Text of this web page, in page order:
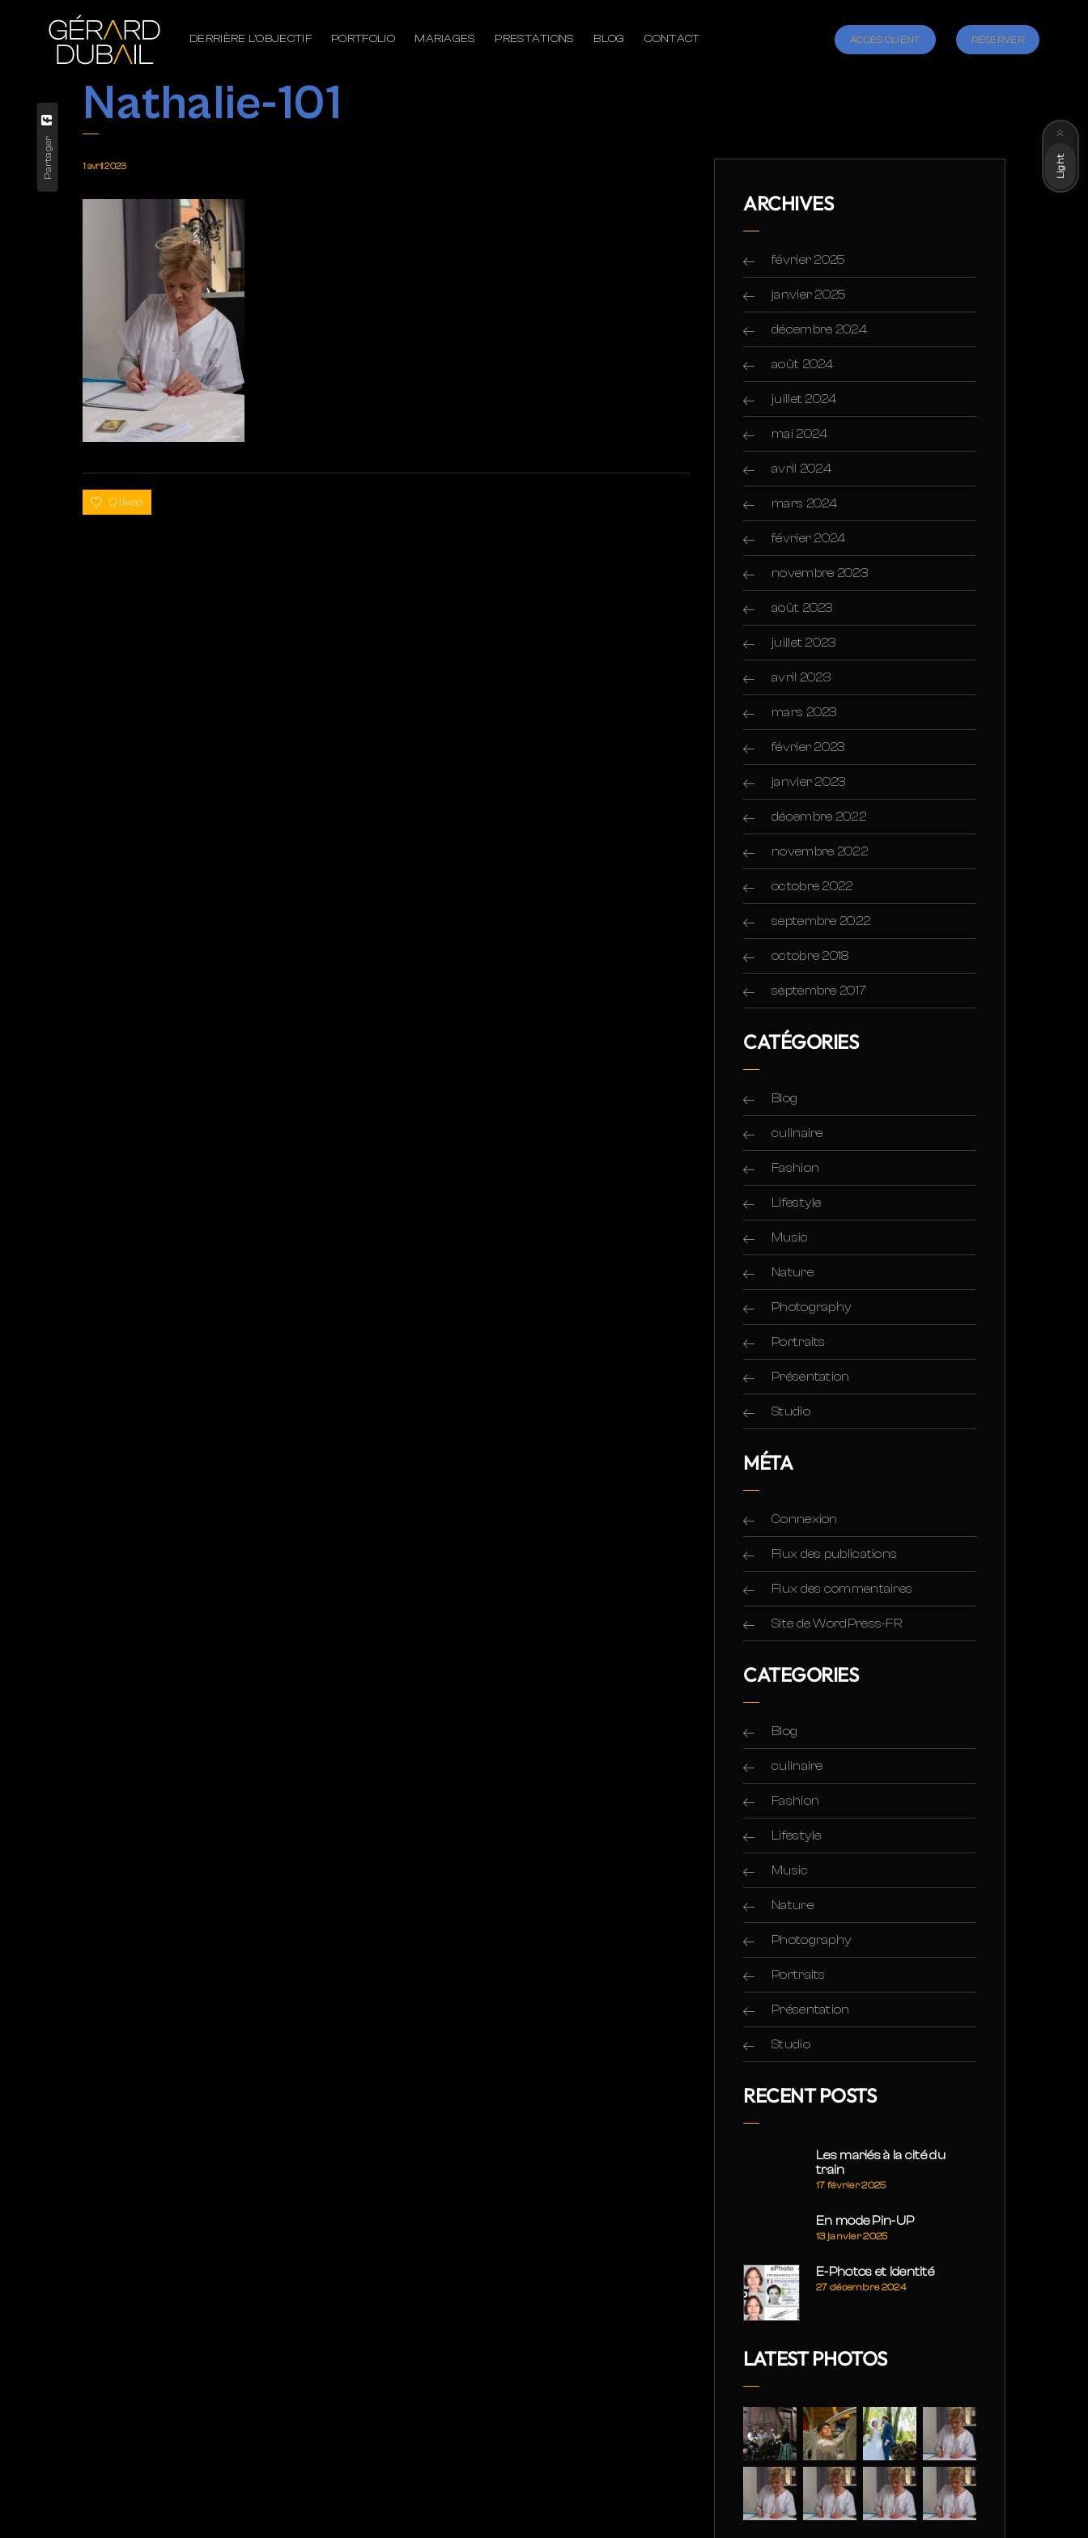
DERRIÈRE L’OBJECTIF PORTFOLIO MARIAGES PRESTATIONS BLOG CONTACT ACCÈS CLIENT RÉSERVER
Nathalie-101
Partager 1 avril 2023
0 likes
ARCHIVES
février 2025
janvier 2025
décembre 2024
août 2024
juillet 2024
mai 2024
avril 2024
mars 2024
février 2024
novembre 2023
août 2023
juillet 2023
avril 2023
mars 2023
février 2023
janvier 2023
décembre 2022
novembre 2022
octobre 2022
septembre 2022
octobre 2018
septembre 2017
CATÉGORIES
Blog
culinaire
Fashion
Lifestyle
Music
Nature
Photography
Portraits
Présentation
Studio
MÉTA
Connexion
Flux des publications
Flux des commentaires
Site de WordPress-FR
CATEGORIES
Blog
culinaire
Fashion
Lifestyle
Music
Nature
Photography
Portraits
Présentation
Studio
RECENT POSTS
Les mariés à la cité du
train
17 février 2025
En mode Pin-UP
13 janvier 2025
E-Photos et Identité
27 décembre 2024
LATEST PHOTOS
Light
Dark